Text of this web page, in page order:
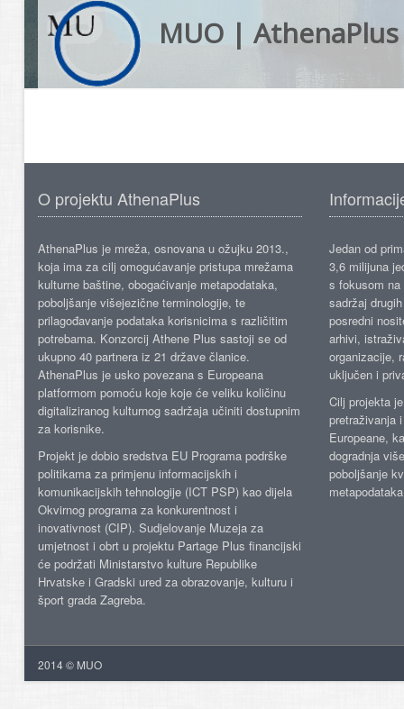
MUO | AthenaPlus
O projektu AthenaPlus
AthenaPlus je mreža, osnovana u ožujku 2013.,
koja ima za cilj omogućavanje pristupa mrežama
kulturne baštine, obogaćivanje metapodataka,
poboljšanje višejezične terminologije, te
prilagođavanje podataka korisnicima s različitim
potrebama. Konzorcij Athene Plus sastoji se od
ukupno 40 partnera iz 21 države članice.
AthenaPlus je usko povezana s Europeana
platformom pomoću koje koje će veliku količinu
digitaliziranog kulturnog sadržaja učiniti dostupnim
za korisnike.
Projekt je dobio sredstva EU Programa podrške
politikama za primjenu informacijskih i
komunikacijskih tehnologije (ICT PSP) kao dijela
Okvirnog programa za konkurentnost i
inovativnost (CIP). Sudjelovanje Muzeja za
umjetnost i obrt u projektu Partage Plus financijski
će podržati Ministarstvo kulture Republike
Hrvatske i Gradski ured za obrazovanje, kulturu i
šport grada Zagreba.
Jedan od
3,6 milijuna
s fokusom
sadržaj
posredni
arhivi,
organizacije,
uključen i
Cilj projekta
pretraživanja
Europeane,
dogradnja
poboljšanje
2014 © MUO